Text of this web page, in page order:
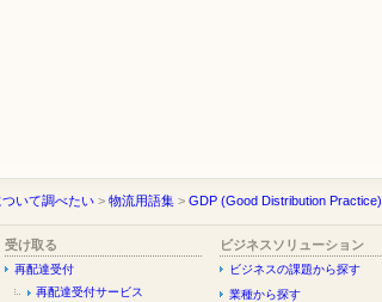
いて調べたい > 物流用語集 > GDP (Good Distribution Practice)
受け取る
再配達受付
再配達受付サービス
ビジネスソリューション
ビジネスの課題から探す
業種から探す